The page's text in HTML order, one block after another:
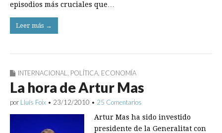
episodios más cruciales que…
Leer más →
INTERNACIONAL POLÍTICA ECONOMÍA
La hora de Artur Mas
por Lluís Foix • 23/12/2010 • 25 Comentarios
Artur Mas ha sido investido
presidente de la Generalitat con